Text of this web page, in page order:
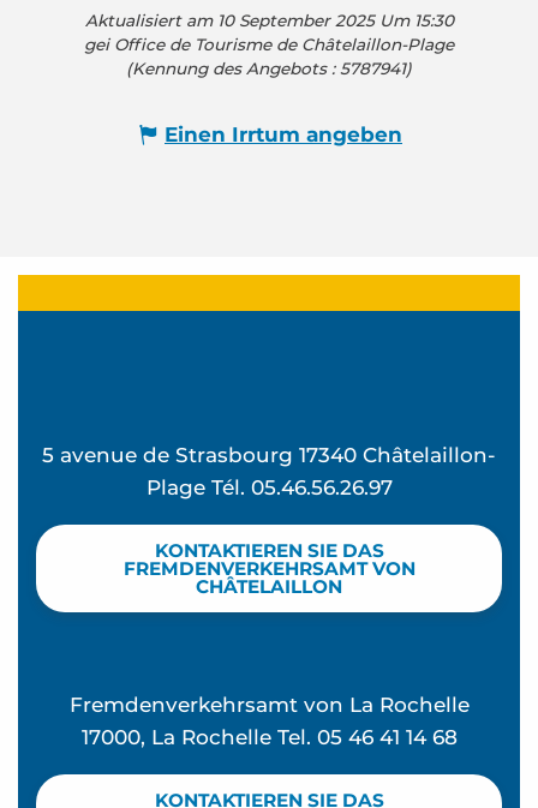
Aktualisiert am 10 September 2025 Um 15:30
gei Office de Tourisme de Châtelaillon-Plage
(Kennung des Angebots :5787941)
Einen Irrtum angeben
5 avenue de Strasbourg 17340 Châtelaillon-
Plage Tél. 05.46.56.26.97
KONTAKTIEREN SIE DAS
FREMDENVERKEHRSAMT VON
CHÂTELAILLON
Fremdenverkehrsamt von La Rochelle
17000, La Rochelle Tel. 05 46 41 14 68
KONTAKTIEREN SIE DAS